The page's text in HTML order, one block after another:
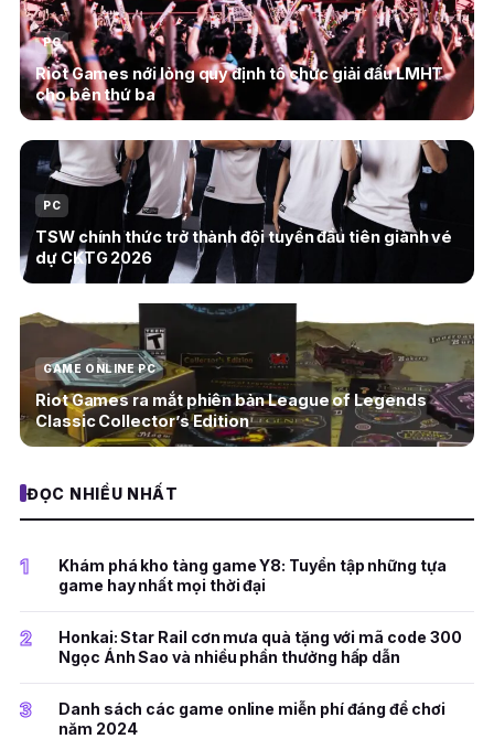
PC
Riot Games nới lỏng quy định tổ chức giải đấu LMHT
cho bên thứ ba
PC
TSW chính thức trở thành đội tuyển đầu tiên giành vé
dự CKTG 2026
GAME ONLINE PC
Riot Games ra mắt phiên bản League of Legends
Classic Collector’s Edition
ĐỌC NHIỀU NHẤT
1
Khám phá kho tàng game Y8: Tuyển tập những tựa
game hay nhất mọi thời đại
2
Honkai: Star Rail cơn mưa quà tặng với mã code 300
Ngọc Ánh Sao và nhiều phần thưởng hấp dẫn
3
Danh sách các game online miễn phí đáng để chơi
năm 2024